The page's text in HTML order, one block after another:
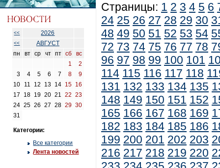
<< 2026
<<
АВГУСТ
пн
вт ср чт пт сб
вс
1
2
3
4 5 6 7 8
9
10
11 12 13 14 15 16
17
18 19 20 21 22
23
24 25 26 27 28 29 30
31
Категории:
Все категории
Лента новостей
Страницы: 1 2 3 4 5 6
24 25 26 27 28 29 30
48 49 50 51 52 53 54
72 73 74 75 76 77 78
96 97 98 99 100 101
114 115 116 117 118
131 132 133 134 135
148 149 150 151 152
165 166 167 168 169
182 183 184 185 186
199 200 201 202 203
216 217 218 219 220